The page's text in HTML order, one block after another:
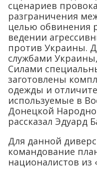
сценариев
разграничения
целью обвинения
ведении
против Украины.
службами
Силами
заготовлены
одежды и
используемые в
Донецкой
рассказал Эдуард
Для данной
командование
националистов из